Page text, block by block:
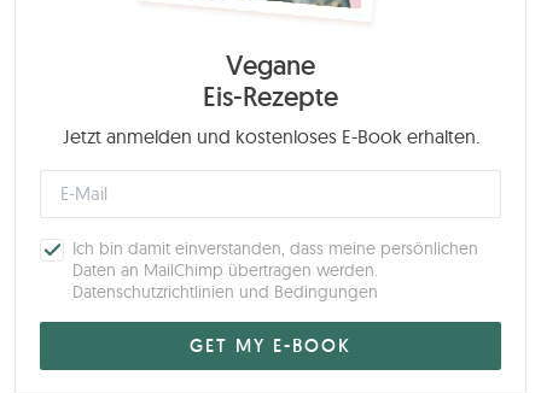
Vegane
Eis-Rezepte
Jetzt anmelden und kostenloses E-Book erhalten.
Ich bin damit einverstanden, dass meine persönlichen
Daten an MailChimp übertragen werden.
Datenschutzrichtlinien und Bedingungen